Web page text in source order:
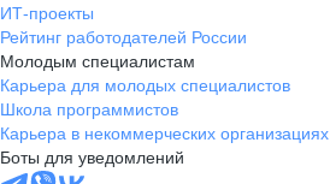
ИТ-проекты
Рейтинг работодателей России
Молодым специалистам
Карьера для молодых специалистов
Школа программистов
Карьера в некоммерческих организациях
Боты для уведомлений